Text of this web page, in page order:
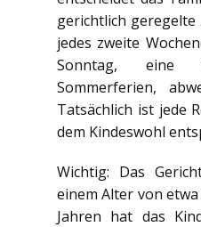
gerichtlich geregelte
jedes zweite
Sonntag,
Sommerferien,
Tatsächlich ist jede
dem Kindeswohl
Wichtig: Das
einem Alter von
Jahren hat das